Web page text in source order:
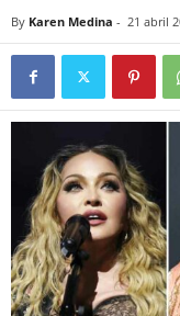
By Karen Medina - 21 abril